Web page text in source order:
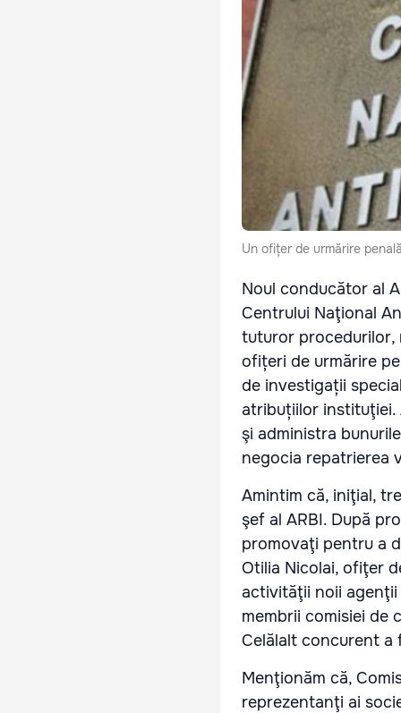
Un ofițer de urmărire
Noul conducător al
Centrului Naţional
tuturor procedurilor,
ofițeri de urmărire
de investigații
atribuțiilor instituţiei.
şi administra
negocia repatrierea
Amintim că, iniţial,
şef al ARBI. După
promovaţi pentru a
Otilia Nicolai, ofiţer
activităţii noii agenţii
membrii comisiei de
Celălalt concurent a
Menţionăm că,
reprezentanţi ai